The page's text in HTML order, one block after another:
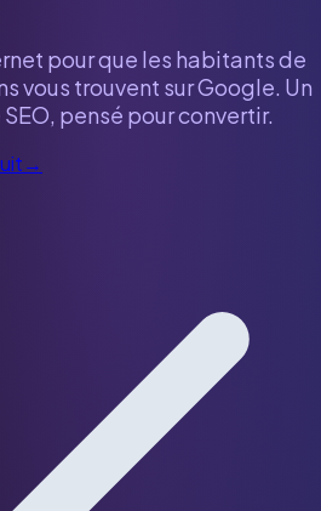
pour que les habitants de
vous trouvent sur Google. Un
pensé pour convertir.
→